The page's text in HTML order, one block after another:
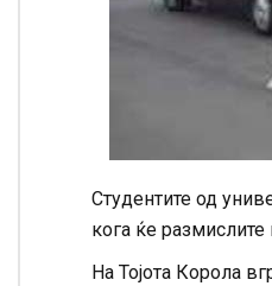
Студентите од
кога ќе размислите
На Тојота Корола